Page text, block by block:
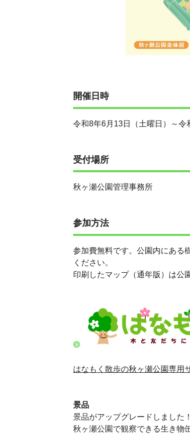
開催日時
令和8年6月13日（土曜日）～令
受付場所
秋ヶ瀬公園管理事務所
参加方法
参加費無料です。公園内にある
ください。
印刷したマップ（通年版）は公
はなもく散歩の秋ヶ瀬公園専用
景品
景品がアップグレードしました！
秋ヶ瀬公園で観察できる生き物